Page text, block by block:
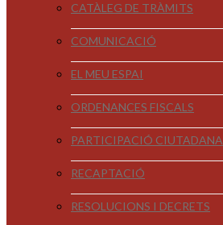
CATÀLEG DE TRÀMITS
COMUNICACIÓ
EL MEU ESPAI
ORDENANCES FISCALS
PARTICIPACIÓ CIUTADANA
RECAPTACIÓ
RESOLUCIONS I DECRETS